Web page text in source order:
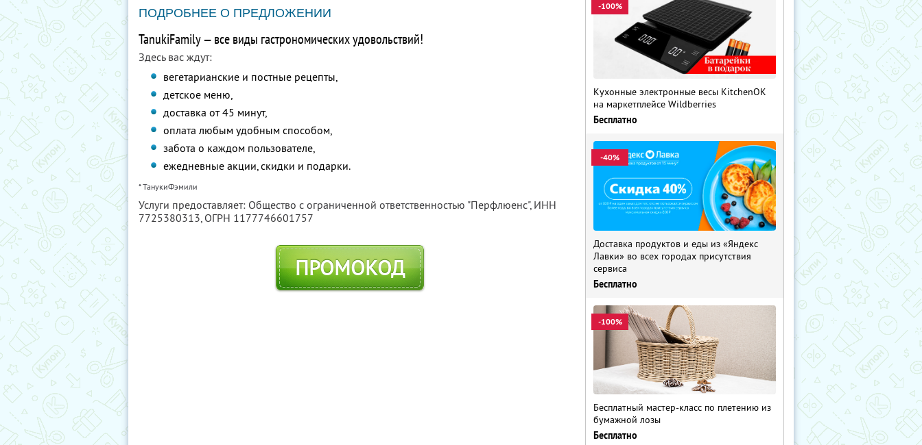
ПОДРОБНЕЕ О ПРЕДЛОЖЕНИИ
TanukiFamily — все виды гастрономических удовольствий!
Здесь вас ждут:
вегетарианские и постные рецепты,
детское меню,
доставка от 45 минут,
оплата любым удобным способом,
забота о каждом пользователе,
ежедневные акции, скидки и подарки.
* ТанукиФэмили
Услуги предоставляет: Общество с ограниченной ответственностью "Перфлюенс", ИНН
7725380313, ОГРН 1177746601757
ПРОМОКОД
-100%
Кухонные электронные весы KitchenOK
на маркетплейсе Wildberries
Бесплатно
-40%
Доставка продуктов и еды из «Яндекс
Лавки» во всех городах присутствия
сервиса
Бесплатно
-100%
Бесплатный мастер-класс по плетению из
бумажной лозы
Бесплатно